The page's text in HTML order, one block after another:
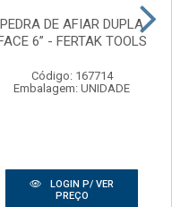
PEDRA DE AFIAR DUPLA
6” - FERTAK TOOLS
Código: 167714
Embalagem: UNIDADE
LOGIN P/ VER
PREÇO